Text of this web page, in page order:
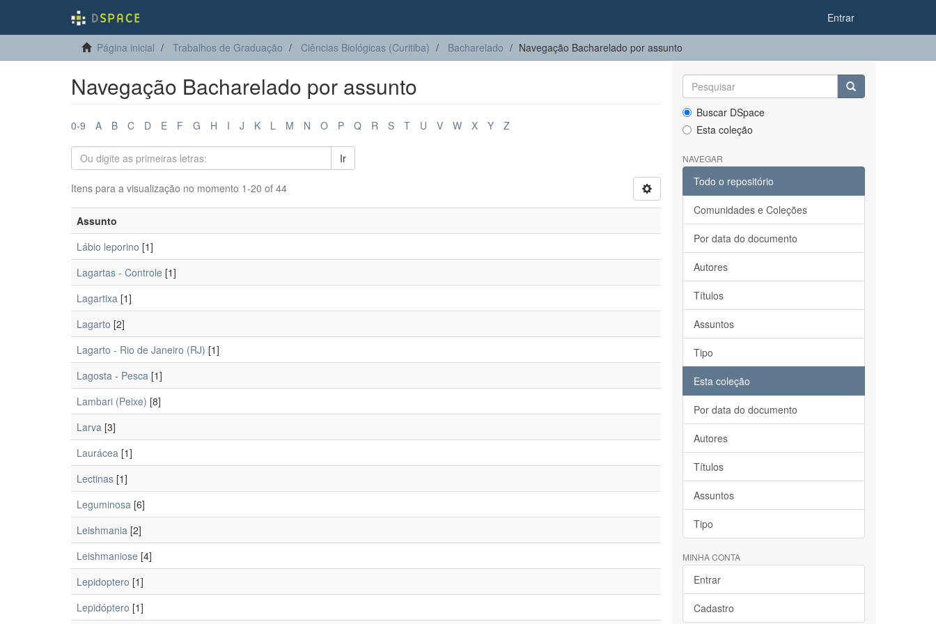
Entrar
Página inicial Trabalhos de Graduação Ciências Biológicas (Curitiba) Bacharelado Navegação Bacharelado por assunto
Navegação Bacharelado por assunto
0-9 A B C D E F G H I J K L M N O P Q R S T U V W X Y Z
Ir
Itens para a visualização no momento 1-20 of 44
Assunto
Lábio leporino [1]
Lagartas - Controle [1]
Lagartixa [1]
Lagarto [2]
Lagarto - Rio de Janeiro (RJ) [1]
Lagosta - Pesca [1]
Lambari (Peixe) [8]
Larva [3]
Laurácea [1]
Lectinas [1]
Leguminosa [6]
Leishmania [2]
Leishmaniose [4]
Lepidoptero [1]
Lepidóptero [1]
Buscar DSpace
Esta coleção
NAVEGAR
Todo o repositório
Comunidades e Coleções
Por data do documento
Autores
Títulos
Assuntos
Tipo
Esta coleção
Por data do documento
Autores
Títulos
Assuntos
Tipo
MINHA CONTA
Entrar
Cadastro